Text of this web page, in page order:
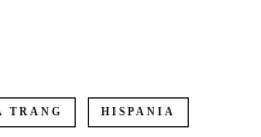
TRANG HISPANIA